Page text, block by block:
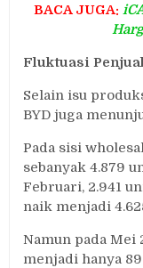
BACA JUGA:
Fluktuasi
Selain isu
BYD juga
Pada sisi
sebanyak 4.879
Februari, 2.941
naik menjadi
Namun pada
menjadi hanya